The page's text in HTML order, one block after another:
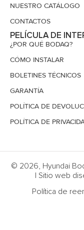
NUESTRO CATÁLOGO
CONTACTOS
PELÍCULA DE
¿POR QUÉ BODAQ?
CÓMO INSTALAR
BOLETINES TÉCNICOS
GARANTÍA
POLÍTICA DE
POLÍTICA DE
© 2026, Hyundai
| Sitio web
Política de